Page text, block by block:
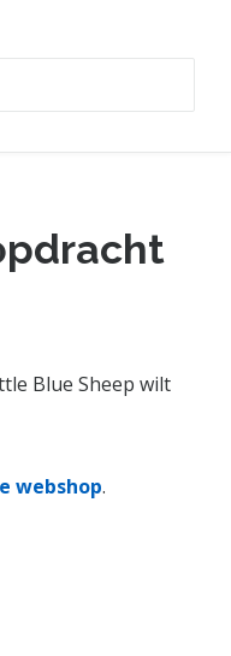
Giften zijn aftrekbaar
Blue Sheep wilt
webshop.